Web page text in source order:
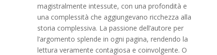
magistralmente intessute, con una profondità e
una complessità che aggiungevano ricchezza alla
storia complessiva. La passione dell’autore per
l’argomento splende in ogni pagina, rendendo la
lettura veramente contagiosa e coinvolgente. O